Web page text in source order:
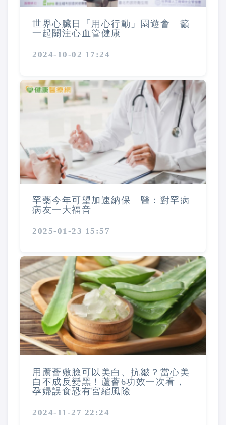
世界心臟日「用心行動」園遊會 籲
一起關注心血管健康
2024-10-02 17:24
罕藥今年可望加速納保 醫：對罕病
病友一大福音
2025-01-23 15:57
用蘆薈敷臉可以美白、抗皺？當心美
白不成反變黑！蘆薈6功效一次看，
孕婦誤食恐有宮縮風險
2024-11-27 22:24